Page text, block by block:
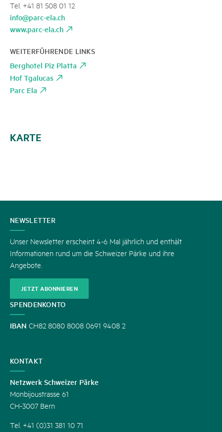
Tel. +41 81 508 01 12
info@parc-ela.ch
www.parc-ela.ch
WEITERFÜHRENDE LINKS
Berghotel Piz Platta
Hof Tgalucas
Parc Ela
KARTE
KONTAKT
NEWSLETTER
Unser Newsletter erscheint 4-6 Mal jährlich und enthält
Informationen rund um die Schweizer Pärke und ihre
Angebote.
JETZT ABONNIEREN
SPENDENKONTO
IBAN CH82 8080 8008 0691 9408 2
KONTAKT
Netzwerk Schweizer Pärke
Monbijoustrasse 61
CH-3007 Bern
Tel. +41 (0)31 381 10 71